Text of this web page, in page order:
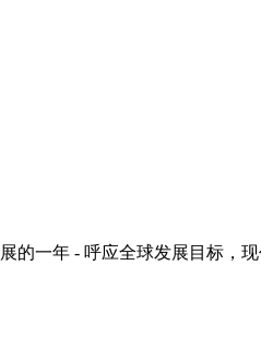
的一年 - 呼应全球发展目标，